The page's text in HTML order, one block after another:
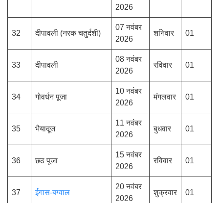
2026
32 दीपावली (नरक चतुर्दशी)
07 नवंबर
2026
शनिवार 01
33 दीपावली
08 नवंबर
2026
रविवार 01
34 गोवर्धन पूजा
10 नवंबर
2026
मंगलवार 01
35 भैयादूज
11 नवंबर
2026
बुधवार 01
36 छठ पूजा
15 नवंबर
2026
रविवार 01
37 ईगास-बग्वाल
20 नवंबर
2026
शुक्रवार 01